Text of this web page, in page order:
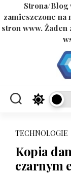
Strona/Blog
zamieszczone na
stron www.
TECHNOLOGIE
Kopia
czarnym